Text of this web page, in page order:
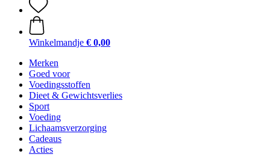
Winkelmandje € 0,00
Merken
Goed voor
Voedingsstoffen
Dieet & Gewichtsverlies
Sport
Voeding
Lichaamsverzorging
Cadeaus
Acties